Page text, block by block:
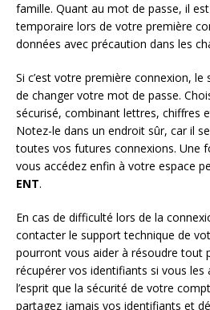
famille. Quant au mot de passe, il
temporaire lors de votre première
données avec précaution dans les
Si c’est votre première connexion,
de changer votre mot de passe.
sécurisé, combinant lettres, chiffres
Notez-le dans un endroit sûr, car il
toutes vos futures connexions. Une
vous accédez enfin à votre espace
ENT.
En cas de difficulté lors de la
contacter le support technique de
pourront vous aider à résoudre tout
récupérer vos identifiants si vous les
l’esprit que la sécurité de votre
partagez jamais vos identifiants et